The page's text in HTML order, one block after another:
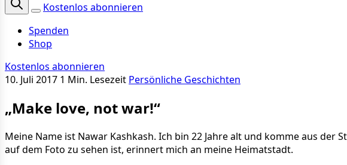
Kostenlos abonnieren
Spenden
Shop
Kostenlos abonnieren
10. Juli 2017 1 Min. Lesezeit Persönliche Geschichten
„Make love, not war!“
Meine Name ist Nawar Kashkash. Ich bin 22 Jahre alt und komme aus
auf dem Foto zu sehen ist, erinnert mich an meine Heimatstadt.